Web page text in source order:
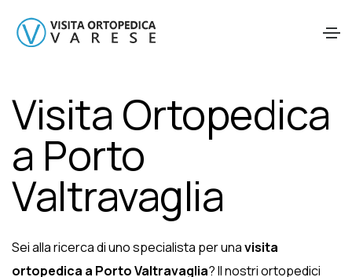
Visita Ortopedica
a Porto
Valtravaglia
Sei alla ricerca di uno specialista per unavisita
ortopedica a Porto Valtravaglia? Il nostri ortopedici